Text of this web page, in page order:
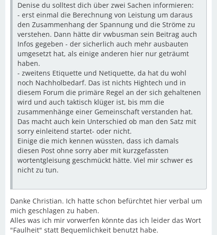
Denise du solltest dich über zwei Sachen informieren:
- erst einmal die Berechnung von Leistung um daraus
den Zusammenhang der Spannung und die Ströme zu
verstehen. Dann hätte dir vwbusman sein Beitrag auch
Infos gegeben - der sicherlich auch mehr ausbauten
umgesetzt hat, als einige anderen hier nur geträumt
haben.
- zweitens Etiquette und Netiquette, da hat du wohl
noch Nachholbedarf. Das ist nichts Hightech und in
diesem Forum die primäre Regel an der sich gehaltenen
wird und auch taktisch klüger ist, bis mm die
zusammenhänge einer Gemeinschaft verstanden hat.
Das macht auch kein Unterschied ob man den Satz mit
sorry einleitend startet- oder nicht.
Einige die mich kennen wüssten, dass ich damals
diesen Post ohne sorry aber mit kurzgefassten
wortentgleisung geschmückt hätte. Viel mir schwer es
nicht zu tun.
Danke Christian. Ich hatte schon befürchtet hier verbal um
mich geschlagen zu haben.
Alles was ich mir vorwerfen könnte das ich leider das Wort
"Faulheit" statt Bequemlichkeit benutzt habe.